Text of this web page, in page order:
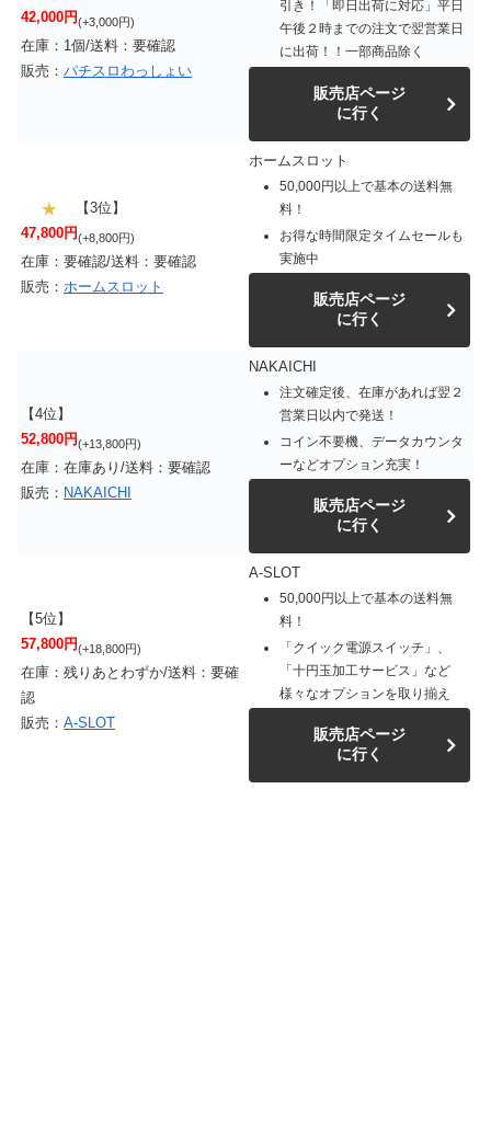
42,000円(+3,000円)
在庫：1個/送料：要確認
販売： パチスロわっしょい
引き！「即日出荷に対応」平日
午後２時までの注文で翌営業日
に出荷！！一部商品除く
販売店ページ
に行く
【3位】
47,800円(+8,800円)
在庫：要確認/送料：要確認
販売： ホームスロット
ホームスロット
50,000円以上で基本の送料無
料！
お得な時間限定タイムセールも
実施中
販売店ページ
に行く
【4位】
52,800円(+13,800円)
在庫：在庫あり/送料：要確認
販売： NAKAICHI
NAKAICHI
注文確定後、在庫があれば翌２
営業日以内で発送！
コイン不要機、データカウンタ
ーなどオプション充実！
販売店ページ
に行く
【5位】
57,800円(+18,800円)
在庫：残りあとわずか/送料：要確
認
販売： A-SLOT
A-SLOT
50,000円以上で基本の送料無
料！
「クイック電源スイッチ」、
「十円玉加工サービス」など
様々なオプションを取り揃え
販売店ページ
に行く